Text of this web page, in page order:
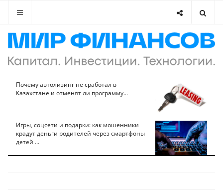
Почему автолизинг не сработал в
Казахстане и отменят ли программу...
Игры, соцсети и подарки: как мошенники
крадут деньги родителей через смартфоны
детей ...